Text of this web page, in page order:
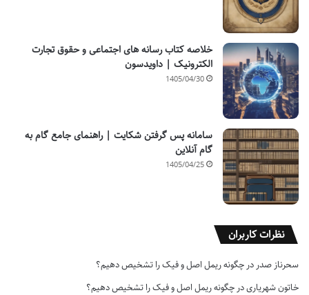
خلاصه کتاب رسانه های اجتماعی و حقوق تجارت
الکترونیک | داویدسون
1405/04/30
سامانه پس گرفتن شکایت | راهنمای جامع گام به
گام آنلاین
1405/04/25
نظرات کاربران
سحرناز صدر در چگونه ریمل اصل و فیک را تشخیص دهیم؟
خاتون شهریاریدر چگونه ریمل اصل و فیک را تشخیص دهیم؟